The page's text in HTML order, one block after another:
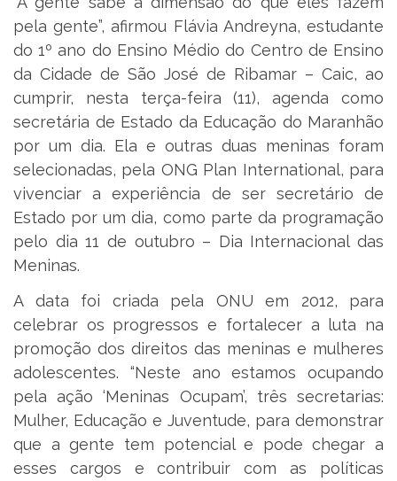
pela gente”, afirmou Flávia Andreyna, estudante
do 1º ano do Ensino Médio do Centro de Ensino
da Cidade de São José de Ribamar – Caic, ao
cumprir, nesta terça-feira (11), agenda como
secretária de Estado da Educação do Maranhão
por um dia. Ela e outras duas meninas foram
selecionadas, pela ONG Plan International, para
vivenciar a experiência de ser secretário de
Estado por um dia, como parte da programação
pelo dia 11 de outubro – Dia Internacional das
Meninas.
A data foi criada pela ONU em 2012, para
celebrar os progressos e fortalecer a luta na
promoção dos direitos das meninas e mulheres
adolescentes. “Neste ano estamos ocupando
pela ação ‘Meninas Ocupam’, três secretarias:
Mulher, Educação e Juventude, para demonstrar
que a gente tem potencial e pode chegar a
esses cargos e contribuir com as políticas